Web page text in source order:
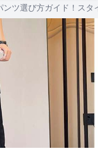
ンツ選び方ガイド！ス